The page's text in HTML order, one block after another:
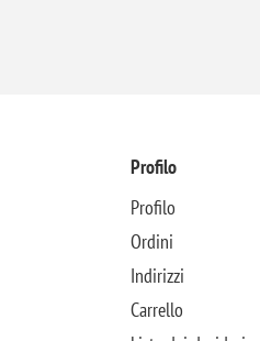
Profilo
Profilo
Ordini
Indirizzi
Carrello